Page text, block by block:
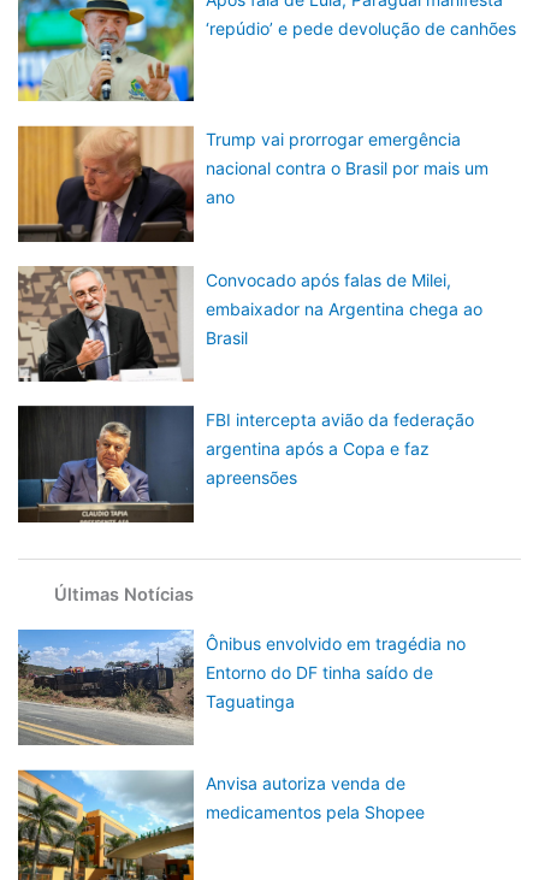
‘repúdio’ e pede devolução de canhões
Trump vai prorrogar emergência
nacional contra o Brasil por mais um
ano
Convocado após falas de Milei,
embaixador na Argentina chega ao
Brasil
FBI intercepta avião da federação
argentina após a Copa e faz
apreensões
Últimas Notícias
Ônibus envolvido em tragédia no
Entorno do DF tinha saído de
Taguatinga
Anvisa autoriza venda de
medicamentos pela Shopee